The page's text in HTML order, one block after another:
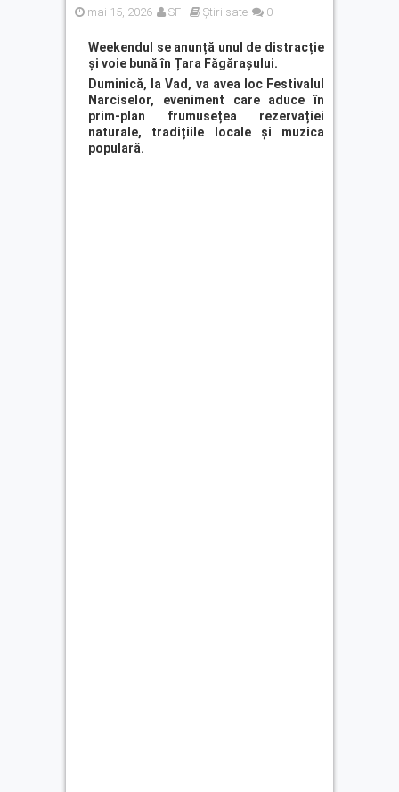
mai 15, 2026 SF Știri sate 0
Weekendul se anunță unul de distracție
și voie bună în Țara Făgărașului.
Duminică, la Vad, va avea loc Festivalul
Narciselor, eveniment care aduce în
prim-plan frumusețea rezervației
naturale, tradițiile locale și muzica
populară.